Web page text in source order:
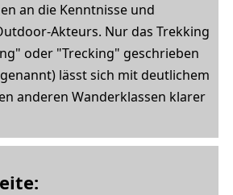
an die Kenntnisse und
Akteurs. Nur das Trekking
oder "Trecking" geschrieben
lässt sich mit deutlichem
anderen Wanderklassen klarer